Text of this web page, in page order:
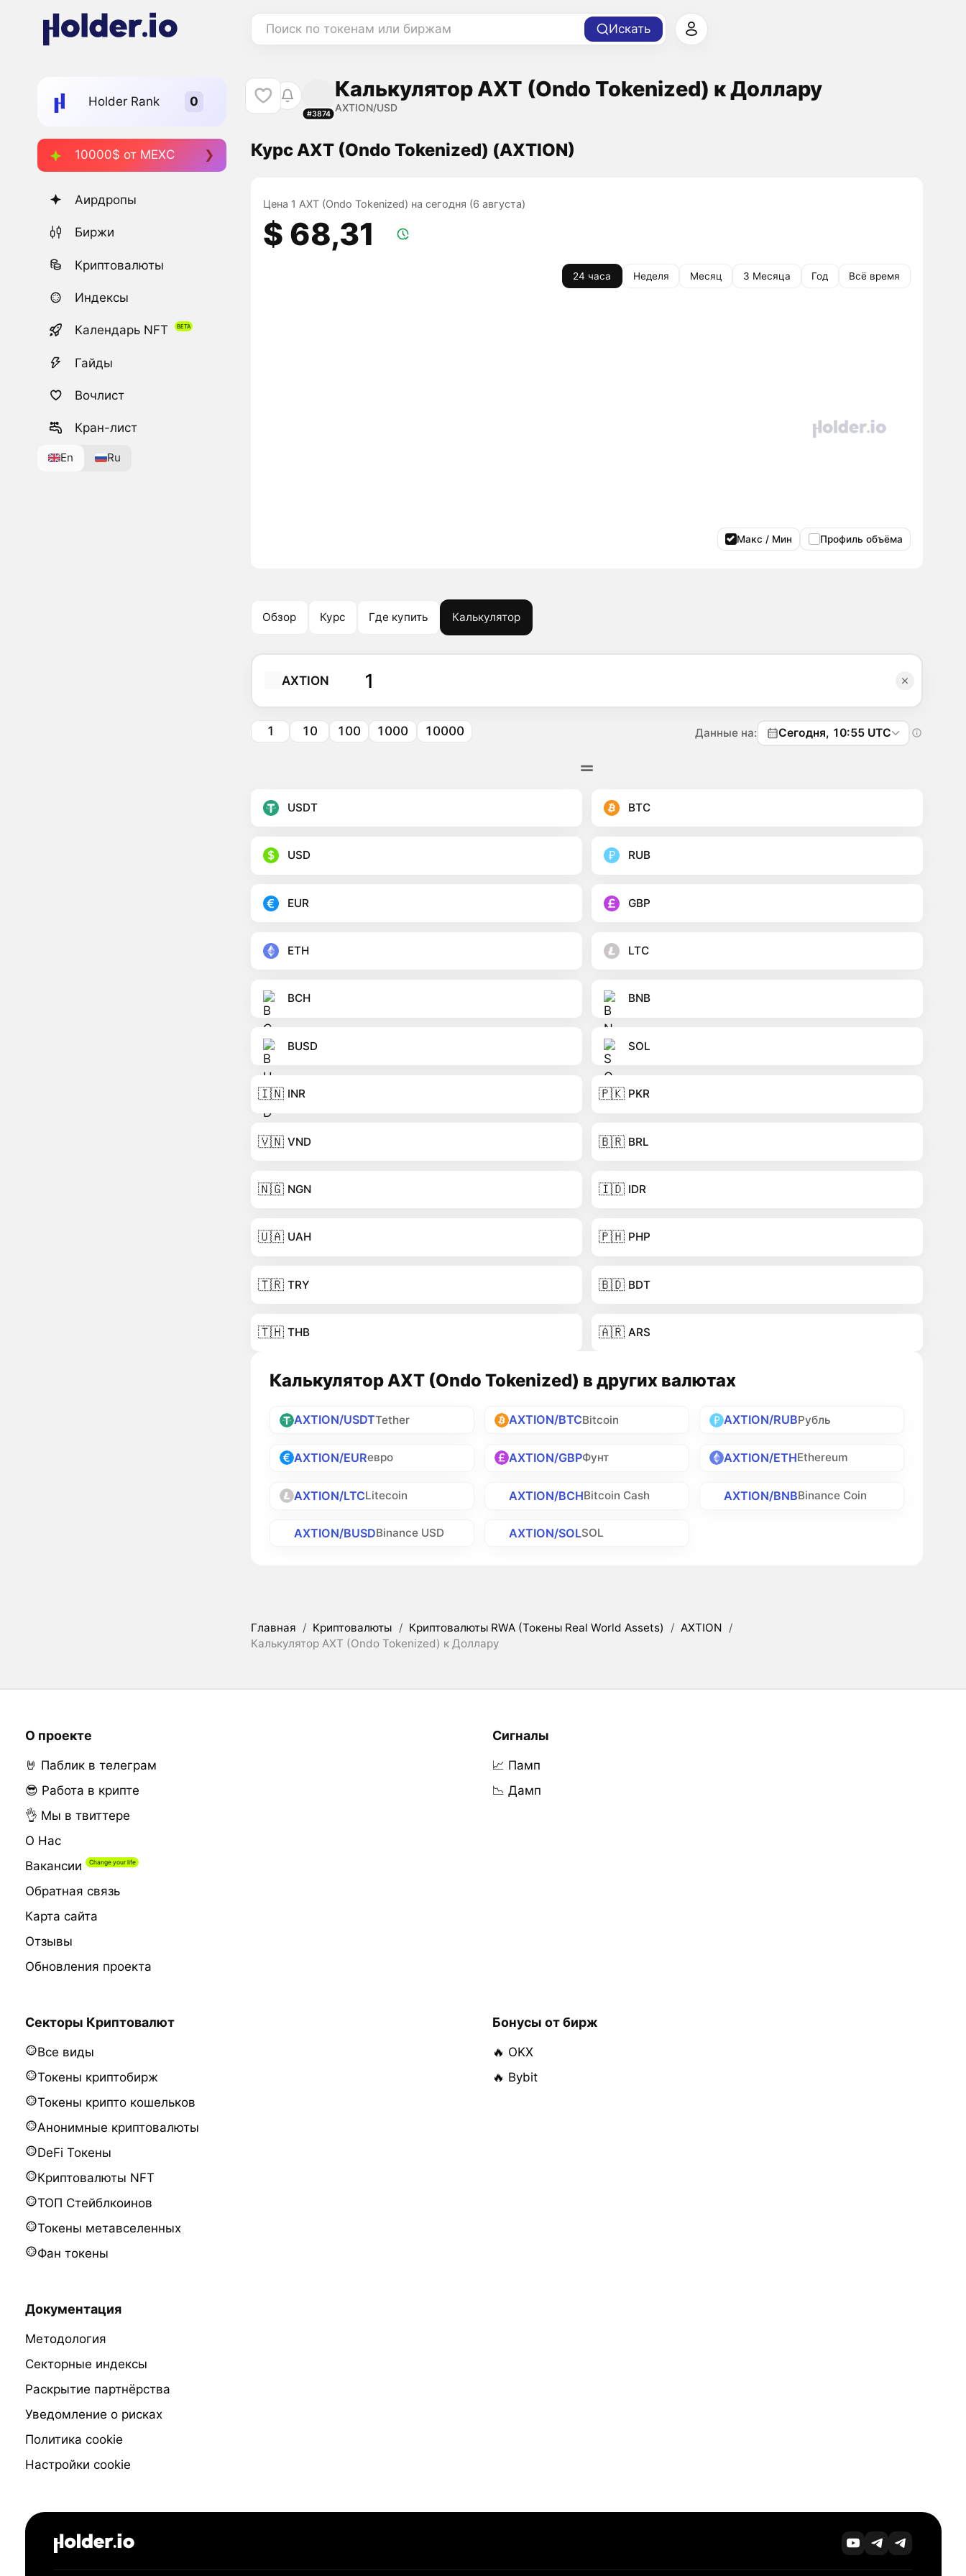
Поиск по токенам или биржам Искать
Holder Rank
10000$ от MEXC
Аирдропы
Биржи
Криптовалюты
Индексы
Календарь NFT
Гайды
Вочлист
Кран-лист
En Ru
#3874
Калькулятор AXT (Ondo Tokenized) к Доллару
AXTION/USD
Курс AXT (Ondo Tokenized) (AXTION)
Цена 1 AXT (Ondo Tokenized) на сегодня (6 августа)
$ 68,31
24 часа Неделя Месяц 3 Месяца Год Всё время
Макс / Мин Профиль объёма
Обзор Курс Где купить Калькулятор
AXTION
1 10 100 1000 10000 Данные на: Сегодня, 10:55 UTC
USDT BTC
USD RUB
EUR GBP
ETH LTC
BCH BNB
BUSD SOL
🇮🇳 INR 🇵🇰 PKR
🇻🇳 VND 🇧🇷 BRL
🇳🇬 NGN 🇮🇩 IDR
🇺🇦 UAH 🇵🇭 PHP
🇹🇷 TRY 🇧🇩 BDT
🇹🇭 THB 🇦🇷 ARS
Калькулятор AXT (Ondo Tokenized) в других валютах
AXTION/USDTTether AXTION/BTCBitcoin AXTION/RUBРубль
AXTION/EURевро AXTION/GBPФунт AXTION/ETHEthereum
AXTION/LTCLitecoin AXTION/BCHBitcoin Cash AXTION/BNBBinance Coin
AXTION/BUSDBinance USD AXTION/SOLSOL
Главная / Криптовалюты / Криптовалюты RWA (Токены Real World Assets) / AXTION /
Калькулятор AXT (Ondo Tokenized) к Доллару
О проекте
🤘 Паблик в телеграм
😎 Работа в крипте
👌 Мы в твиттере
О Нас
Вакансии
Обратная связь
Карта сайта
Отзывы
Обновления проекта
Сигналы
📈 Памп
📉 Дамп
Секторы Криптовалют
Все виды
Токены криптобирж
Токены крипто кошельков
Анонимные криптовалюты
DeFi Токены
Криптовалюты NFT
ТОП Стейблкоинов
Токены метавселенных
Фан токены
Бонусы от бирж
🔥 OKX
🔥 Bybit
Документация
Методология
Секторные индексы
Раскрытие партнёрства
Уведомление о рисках
Политика cookie
Настройки cookie